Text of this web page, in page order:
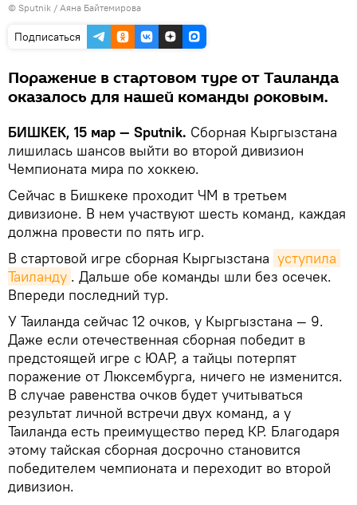
© Sputnik / Аяна Байтемирова
Подписаться
Поражение в стартовом туре от Таиланда
оказалось для нашей команды роковым.
БИШКЕК, 15 мар — Sputnik. Сборная Кыргызстана
лишилась шансов выйти во второй дивизион
Чемпионата мира по хоккею.
Сейчас в Бишкеке проходит ЧМ в третьем
дивизионе. В нем участвуют шесть команд, каждая
должна провести по пять игр.
В стартовой игре сборная Кыргызстана уступила
Таиланду . Дальше обе команды шли без осечек.
Впереди последний тур.
У Таиланда сейчас 12 очков, у Кыргызстана — 9.
Даже если отечественная сборная победит в
предстоящей игре с ЮАР, а тайцы потерпят
поражение от Люксембурга, ничего не изменится.
В случае равенства очков будет учитываться
результат личной встречи двух команд, а у
Таиланда есть преимущество перед КР. Благодаря
этому тайская сборная досрочно становится
победителем чемпионата и переходит во второй
дивизион.